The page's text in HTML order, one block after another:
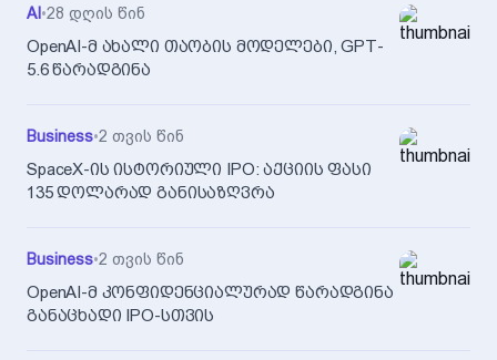
AI •28 დღის წინ
OpenAI-მ ახალი თაობის მოდელები, GPT-
5.6 წარადგინა
Business•2 თვის წინ
SpaceX-ის ისტორიული IPO: აქციის ფასი
135 დოლარად განისაზღვრა
Business•2 თვის წინ
OpenAI-მ კონფიდენციალურად წარადგინა
განაცხადი IPO-სთვის